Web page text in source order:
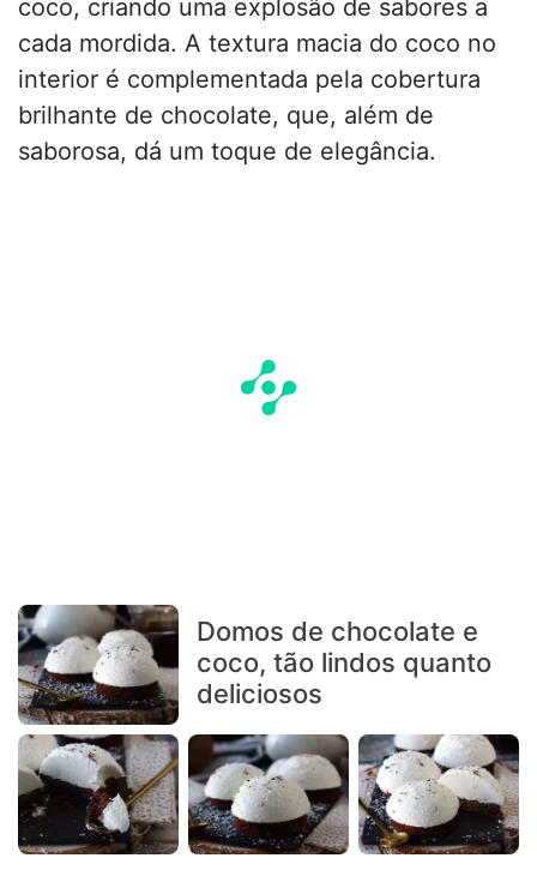
coco, criando uma explosão de sabores a
cada mordida. A textura macia do coco no
interior é complementada pela cobertura
brilhante de chocolate, que, além de
saborosa, dá um toque de elegância.
Domos de chocolate e
coco, tão lindos quanto
deliciosos